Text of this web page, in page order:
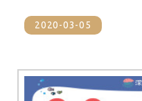
2020-03-05